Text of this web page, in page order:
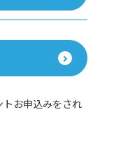
トお申込みをされ